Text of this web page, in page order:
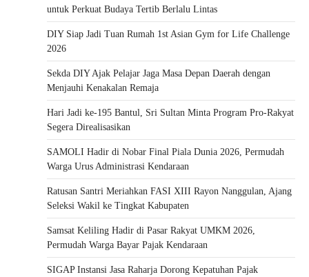
untuk Perkuat Budaya Tertib Berlalu Lintas
DIY Siap Jadi Tuan Rumah 1st Asian Gym for Life Challenge
2026
Sekda DIY Ajak Pelajar Jaga Masa Depan Daerah dengan
Menjauhi Kenakalan Remaja
Hari Jadi ke-195 Bantul, Sri Sultan Minta Program Pro-Rakyat
Segera Direalisasikan
SAMOLI Hadir di Nobar Final Piala Dunia 2026, Permudah
Warga Urus Administrasi Kendaraan
Ratusan Santri Meriahkan FASI XIII Rayon Nanggulan, Ajang
Seleksi Wakil ke Tingkat Kabupaten
Samsat Keliling Hadir di Pasar Rakyat UMKM 2026,
Permudah Warga Bayar Pajak Kendaraan
SIGAP Instansi Jasa Raharja Dorong Kepatuhan Pajak